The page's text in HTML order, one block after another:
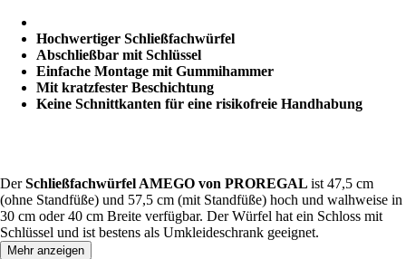
Hochwertiger Schließfachwürfel
Abschließbar mit Schlüssel
Einfache Montage mit Gummihammer
Mit kratzfester Beschichtung
Keine Schnittkanten für eine risikofreie Handhabung
DerSchließfachwürfel AMEGO von PROREGAL ist 47,5 cm
(ohne Standfüße) und 57,5 cm (mit Standfüße) hoch und walhweise in
30 cm oder 40 cm Breite verfügbar. Der Würfel hat ein Schloss mit
Schlüssel und ist bestens als Umkleideschrank geeignet.
Mehr anzeigen